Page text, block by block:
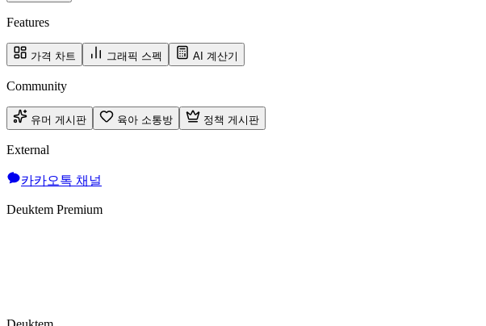
Features
가격 차트 그래픽 스펙 AI 계산기
Community
유머 게시판 육아 소통방 정책 게시판
External
카카오톡 채널
Deuktem Premium